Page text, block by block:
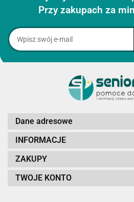
Przy zakupach za
Dane adresowe
INFORMACJE
ZAKUPY
TWOJE KONTO